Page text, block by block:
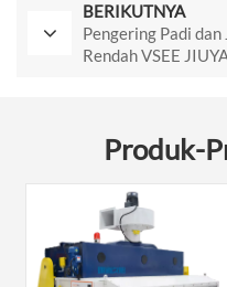
BERIKUTNYA
Pengering Padi
Rendah VSEE
Produk-